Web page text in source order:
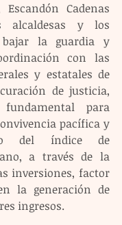
Cadenas
alcaldesas y los
la guardia y
con las
y estatales de
de justicia,
para
pacífica y
del índice de
a través de la
inversiones, factor
la generación de
ingresos.